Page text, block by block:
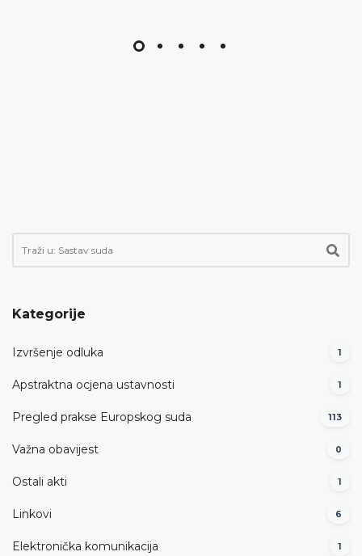
Kategorije
Izvršenje odluka 1
Apstraktna ocjena ustavnosti 1
Pregled prakse Europskog suda 113
Važna obavijest 0
Ostali akti 1
Linkovi 6
Elektronička komunikacija 1